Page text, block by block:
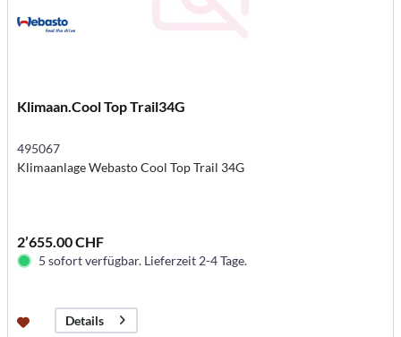
Klimaan.Cool Top Trail34G
495067
Klimaanlage Webasto Cool Top Trail 34G
2’655.00 CHF
5 sofort verfügbar. Lieferzeit 2-4 Tage.
Details